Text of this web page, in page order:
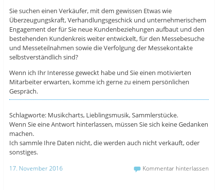
Sie suchen einen Verkäufer, mit dem gewissen Etwas wie
Überzeugungskraft, Verhandlungsgeschick und unternehmerischem
Engagement der für Sie neue Kundenbeziehungen aufbaut und den
bestehenden Kundenkreis weiter entwickelt, für den Messebesuche
und Messeteilnahmen sowie die Verfolgung der Messekontakte
selbstverständlich sind?
Wenn ich Ihr Interesse geweckt habe und Sie einen motivierten
Mitarbeiter erwarten, komme ich gerne zu einem persönlichen
Gespräch.
Schlagworte: Musikcharts, Lieblingsmusik, Sammlerstücke.
Wenn Sie eine Antwort hinterlassen, müssen Sie sich keine Gedanken
machen.
Ich sammle Ihre Daten nicht, die werden auch nicht verkauft, oder
sonstiges.
17. November 2016 Kommentar hinterlassen